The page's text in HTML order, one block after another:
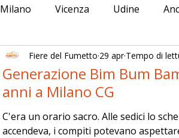
Milano Vicenza Udine
Generazione Bim Bum
anni a Milano CG
Fiere del Fumetto 29 apr Tempo di
C'era un orario sacro. Alle sedici lo
accendeva, i compiti potevano